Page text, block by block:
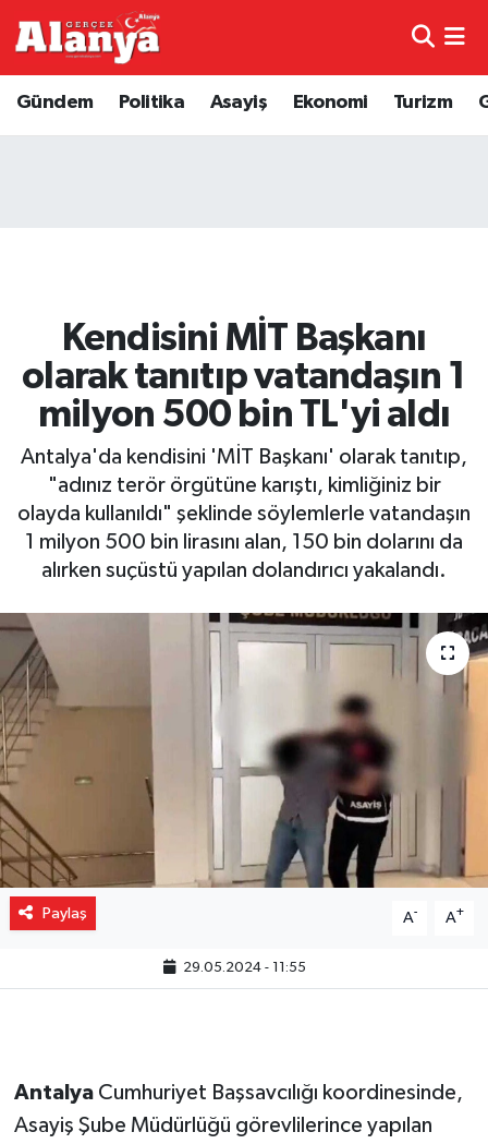
Gündem Politika Asayiş Ekonomi Turizm
Kendisini MİT Başkanı
olarak tanıtıp vatandaşın 1
milyon 500 bin TL'yi aldı
Antalya'da kendisini 'MİT Başkanı' olarak tanıtıp,
"adınız terör örgütüne karıştı, kimliğiniz bir
olayda kullanıldı" şeklinde söylemlerle vatandaşın
1 milyon 500 bin lirasını alan, 150 bin dolarını da
alırken suçüstü yapılan dolandırıcı yakalandı.
Paylaş A- A+
29.05.2024 - 11:55
AntalyaCumhuriyet Başsavcılığı koordinesinde,
Asayiş Şube Müdürlüğü görevlilerince yapılan
Genel
Diğer
Dünya
Ekonomi
Gizlilik İlkeleri - Privacy Policy
Güncel
Politika
Trafik Durumu
Haber Arşivi